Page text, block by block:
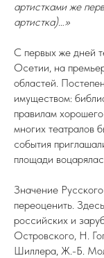
артистками же
артистка)…»
С первых же дней
Осетии, на
областей.
имуществом:
правилам
многих театралов
события
площади
Значение
переоценить.
российских и
Островского, Н.
Шиллера, Ж.-Б.